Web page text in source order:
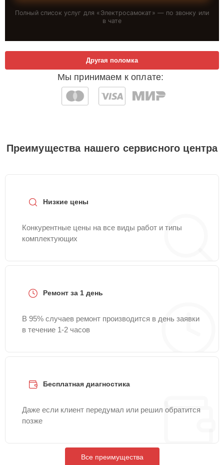
Полный список услуг для « Электросамокат » — по звонку или
в чате
Мы принимаем к оплате:
Другая поломка
Преимущества нашего сервисного центра
Низкие цены
Конкурентные цены на все виды работ и типы
комплектующих
Ремонт за 1 день
В 95% случаев ремонт производится в день заявки
в течение 1-2 часов
Бесплатная диагностика
Даже если клиент передумал или решил обратится
позже
Все преимущества